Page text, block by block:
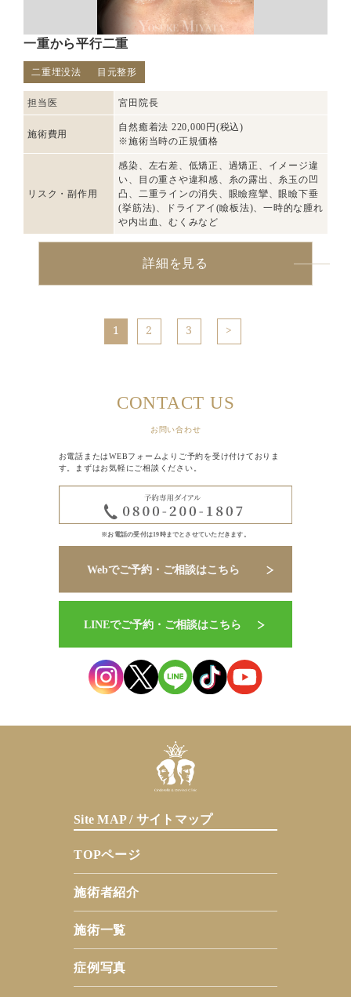
一重から平行二重
二重埋没法 目元整形
担当医 宮田院長
施術費用
自然癒着法 220,000円(税込)
※施術当時の正規価格
リスク・副作用
感染、左右差、低矯正、過矯正、イメージ違
い、目の重さや違和感、糸の露出、糸玉の凹
凸、二重ラインの消失、眼瞼痙攣、眼瞼下垂
(挙筋法)、ドライアイ(瞼板法)、一時的な腫れ
や内出血、むくみなど
詳細を見る
1 2 3
CONTACT US
お問い合わせ
お電話またはWEBフォームよりご予約を受け付けておりま
す。まずはお気軽にご相談ください。
※お電話の受付は19時までとさせていただきます。
Site MAP / サイトマップ
TOPページ
施術者紹介
施術一覧
症例写真